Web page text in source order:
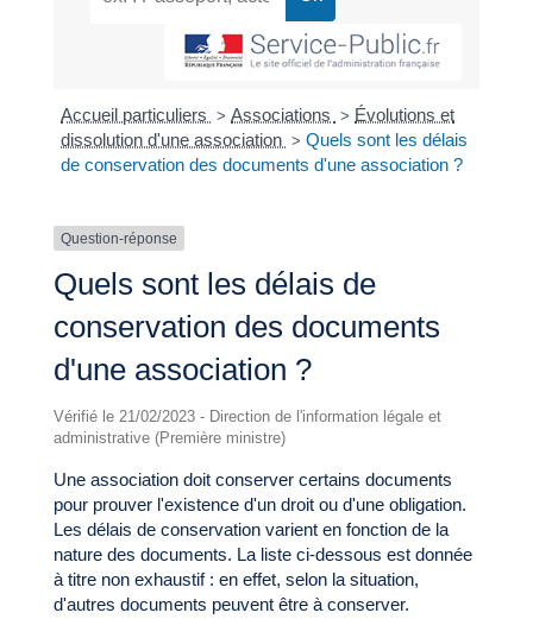
Accueil particuliers > Associations > Évolutions et
dissolution d'une association > Quels sont les délais
de conservation des documents d'une association ?
Question-réponse
Quels sont les délais de
conservation des documents
d'une association ?
Vérifié le 21/02/2023 - Direction de l'information légale et
administrative (Première ministre)
Une association doit conserver certains documents
pour prouver l'existence d'un droit ou d'une obligation.
Les délais de conservation varient en fonction de la
nature des documents. La liste ci-dessous est donnée
à titre non exhaustif : en effet, selon la situation,
d'autres documents peuvent être à conserver.